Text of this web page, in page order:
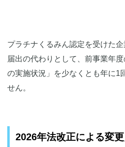
プラチナくるみん認定を受けた
届出の代わりとして、前事業年
の実施状況」を少なくとも年に1
せん。
2026年法改正による変